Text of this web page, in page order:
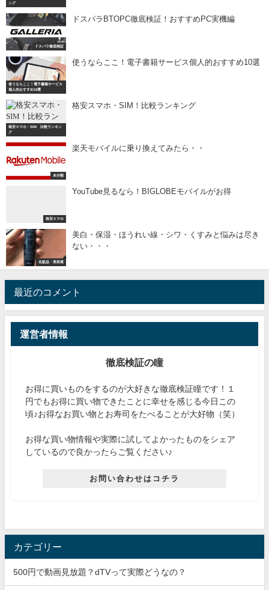
ング
ドスパラ徹底検証
ドスパラBTOPC徹底検証！おすすめPC実機編
使うならここ！電子書籍サービス
個人的おすすめ10選
使うならここ！電子書籍サービス個人的おすすめ10選
格安スマホ・SIM 比較ランキン
グ
格安スマホ・SIM！比較ランキング
未分類
楽天モバイルに乗り換えてみたら・・
格安スマホ
YouTube見るなら！BIGLOBEモバイルがお得
化粧品・美容液
美白・保湿・ほうれい線・シワ・くすみと悩みは尽き
ない・・・
最近のコメント
運営者情報
徹底検証の瞳
お得に買いものをするのが大好きな徹底検証瞳です！１
円でもお得に買い物できたことに幸せを感じる今日この
頃♪お得なお買い物とお寿司をたべることが大好物（笑）
お得な買い物情報や実際に試してよかったものをシェア
しているので良かったらご覧ください♪
お問い合わせはコチラ
カテゴリー
500円で動画見放題？dTVって実際どうなの？